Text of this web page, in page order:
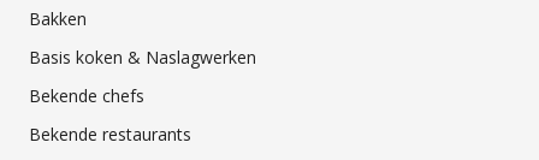
Bakken
Basis koken & Naslagwerken
Bekende chefs
Bekende restaurants